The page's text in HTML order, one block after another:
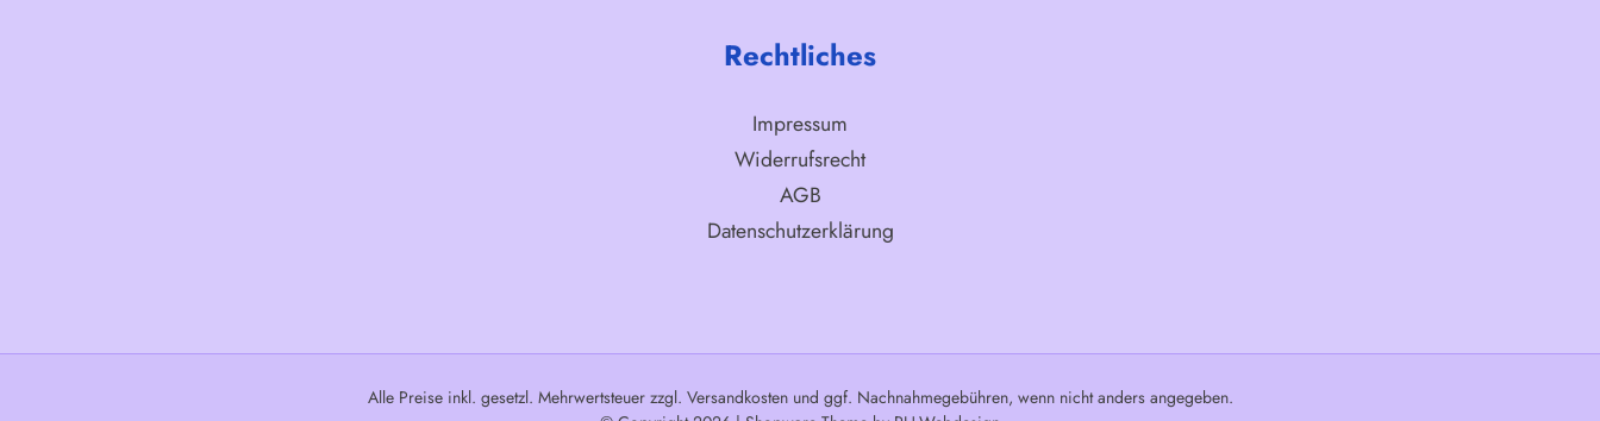
Rechtliches
Impressum
Widerrufsrecht
AGB
Datenschutzerklärung
Alle Preise inkl. gesetzl. Mehrwertsteuer zzgl. Versandkostenund ggf. Nachnahmegebühren, wenn nicht anders angegeben.